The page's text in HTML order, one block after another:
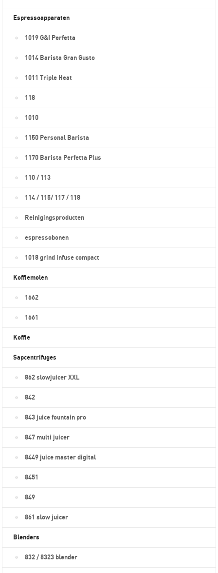
Espressoapparaten
1019 G&I Perfetta
1014 Barista Gran Gusto
1011 Triple Heat
118
1010
1150 Personal Barista
1170 Barista Perfetta Plus
110 / 113
114 / 115/ 117 / 118
Reinigingsproducten
espressobonen
1018 grind infuse compact
Koffiemolen
1662
1661
Koffie
Sapcentrifuges
862 slowjuicer XXL
842
843 juice fountain pro
847 multi juicer
8449 juice master digital
8451
849
861 slow juicer
Blenders
832 / 8323 blender